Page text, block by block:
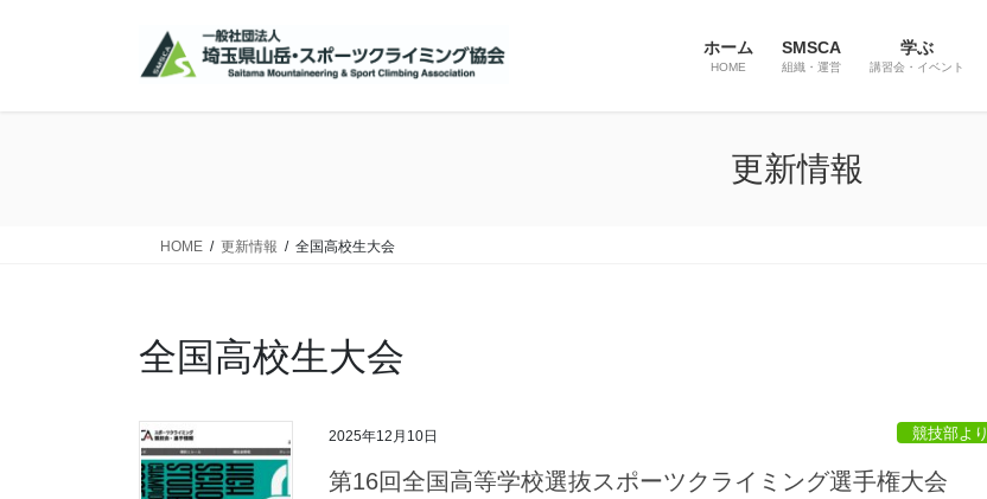
ホーム
HOME
SMSCA
組織・運営
学ぶ
講習会・イベント
更新情報
HOME 更新情報 全国高校生大会
全国高校生大会
2025年12月10日 競技部より
第16回全国高等学校選抜スポーツクライミング選手権大会